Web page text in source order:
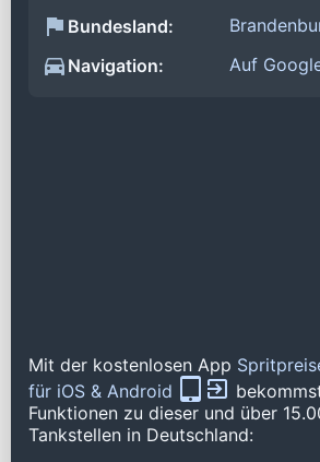
Bundesland:
Navigation:
Auf
Mit der kostenlosen App
für iOS & Android
Funktionen zu dieser und über
Tankstellen in Deutschland: